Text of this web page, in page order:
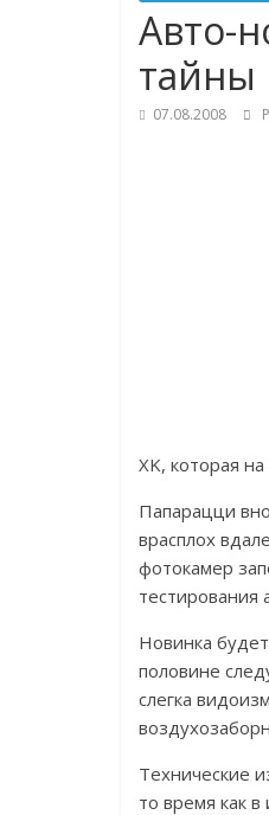
Авто-
тайны
07.08.2008
XK, которая
Папарацци
врасплох
фотокамер
тестирования
Новинка
половине
слегка
Технические
то время как